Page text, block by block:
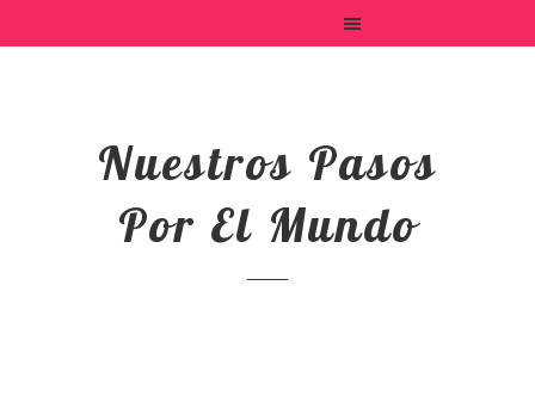
Nuestros Pasos
Por El Mundo